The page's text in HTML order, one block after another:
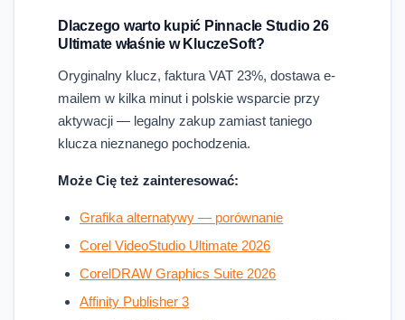
Dlaczego warto kupić Pinnacle Studio 26
Ultimate właśnie w KluczeSoft?
Oryginalny klucz, faktura VAT 23%, dostawa e-
mailem w kilka minut i polskie wsparcie przy
aktywacji — legalny zakup zamiast taniego
klucza nieznanego pochodzenia.
Może Cię też zainteresować:
Grafika alternatywy — porównanie
Corel VideoStudio Ultimate 2026
CorelDRAW Graphics Suite 2026
Affinity Publisher 3